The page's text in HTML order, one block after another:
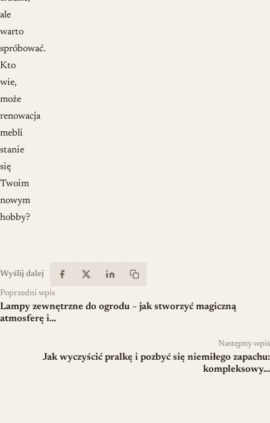
ale
warto
spróbować.
Kto
wie,
może
renowacja
mebli
stanie
się
Twoim
nowym
hobby?
Wyślij dalej
Poprzedni wpis
Lampy zewnętrzne do ogrodu – jak stworzyć magiczną
atmosferę i…
Następny wpis
Jak wyczyścić pralkę i pozbyć się niemiłego zapachu:
kompleksowy…